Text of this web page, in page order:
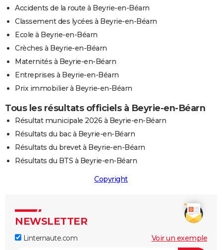
Accidents de la route à Beyrie-en-Béarn
Classement des lycées à Beyrie-en-Béarn
Ecole à Beyrie-en-Béarn
Crèches à Beyrie-en-Béarn
Maternités à Beyrie-en-Béarn
Entreprises à Beyrie-en-Béarn
Prix immobilier à Beyrie-en-Béarn
Tous les résultats officiels à Beyrie-en-Béarn
Résultat municipale 2026 à Beyrie-en-Béarn
Résultats du bac à Beyrie-en-Béarn
Résultats du brevet à Beyrie-en-Béarn
Résultats du BTS à Beyrie-en-Béarn
Copyright
NEWSLETTER
Linternaute.com Voir un exemple